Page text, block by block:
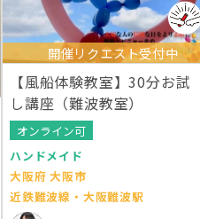
開催リクエスト受付中
【風船体験教室】30分お試
し講座（難波教室）
オンライン可
ハンドメイド
大阪府 大阪市
近鉄難波線・大阪難波駅